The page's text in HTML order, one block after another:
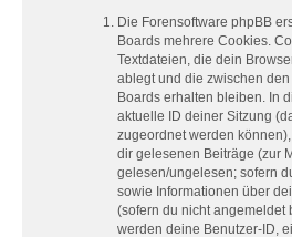
Die Forensoftware phpBB
Boards mehrere Cookies.
Textdateien, die dein
ablegt und die zwischen
Boards erhalten bleiben. In
aktuelle ID deiner Sitzung
zugeordnet werden
dir gelesenen Beiträge (zur
gelesen/ungelesen; sofern
sowie Informationen über
(sofern du nicht angemeldet
werden deine Benutzer-ID,